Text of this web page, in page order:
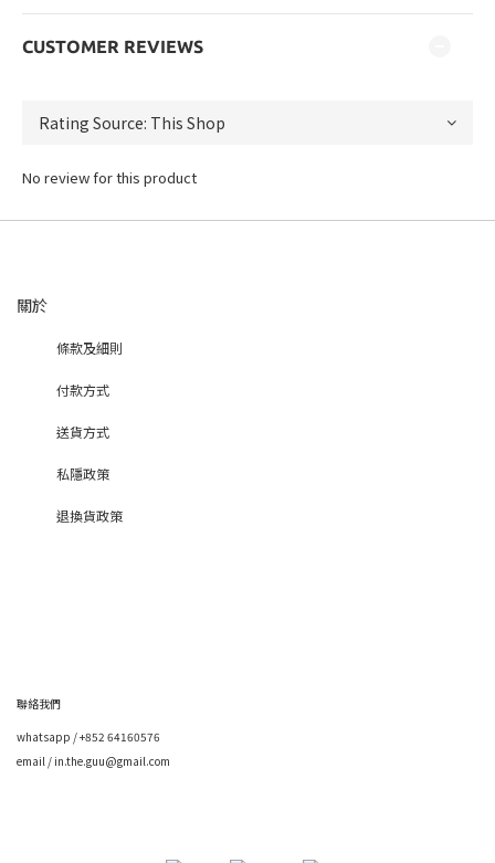
CUSTOMER REVIEWS
No review for this product
關於
條款及細則
付款方式
送貨方式
私隱政策
退換貨政策
聯絡我們
whatsapp / +852 64160576
email / in.the.guu@gmail.com